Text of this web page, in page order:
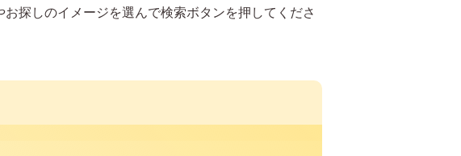
探しのイメージを選んで検索ボタンを押してくださ